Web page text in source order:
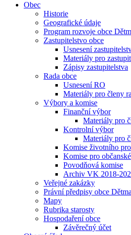
Obec
Historie
Geografické údaje
Program rozvoje obce
Zastupitelstvo obce
Usnesení
Materiály pro
Zápisy zastupitelstva
Rada obce
Usnesení RO
Materiály pro členy
Výbory a komise
Finanční výbor
Materiály pro
Kontrolní výbor
Materiály pro
Komise životního
Komise pro
Povodňová komise
Archiv VK 2018-
Veřejné zakázky
Právní předpisy obce
Mapy
Rubrika starosty
Hospodaření obce
Závěrečný účet